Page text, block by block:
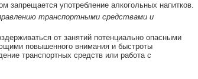
запрещается употребление алкогольных напитков.
транспортными средствами и
от занятий потенциально опасными
повышенного внимания и быстроты
транспортных средств или работа с